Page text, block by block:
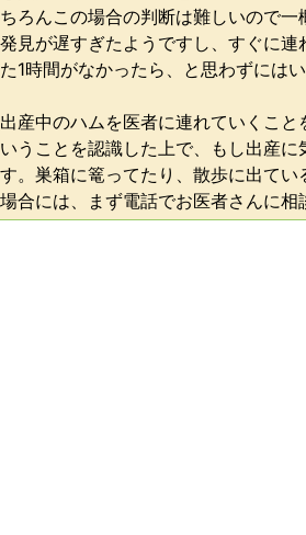
ろんこの場合の判断は難しいので
見が遅すぎたようですし、すぐに
1時間がなかったら、と思わずにはい
産中のハムを医者に連れていくこ
うことを認識した上で、もし出産
。巣箱に篭ってたり、散歩に出て
合には、まず電話でお医者さんに相